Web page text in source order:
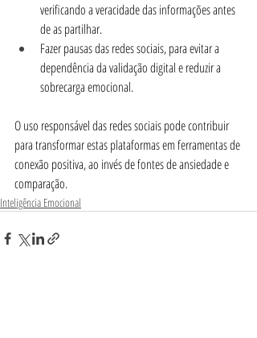
verificando a veracidade das informações antes
de as partilhar.
Fazer pausas das redes sociais, para evitar a
dependência da validação digital e reduzir a
sobrecarga emocional.
O uso responsável das redes sociais pode contribuir
para transformar estas plataformas em ferramentas de
conexão positiva, ao invés de fontes de ansiedade e
comparação.
Inteligência Emocional